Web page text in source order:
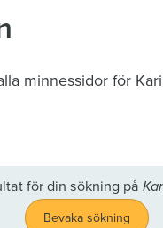
minnessidor för
för din sökning på
Bevaka sökning